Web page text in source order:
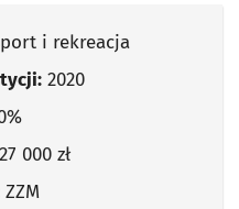
i rekreacja
2020
000 zł
ZZM